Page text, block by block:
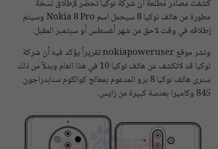
كشفت مصادر مُطلعة أن شركة نوكيا تحضر لإطلاق نُسخة
مطورة من هاتف نوكيا 8 سيحمل اسم Nokia 8 Pro وسيتم
إطلاقه في وقت لاحق من شهر أغسطس أو سبتمبر المقبل.
ونشر موقع nokiapoweruser تقريراً يؤكد فيه أن شركة
نوكيا قد لاتكشف عن هاتف نوكيا 10 في هذا العام وبدلاً من ذلك
سنرى هاتف نوكيا 8 برو المدعوم بمعالج كوالكوم سنابدراجون
845 وكاميرا بعدسة كبيرة من زايس.